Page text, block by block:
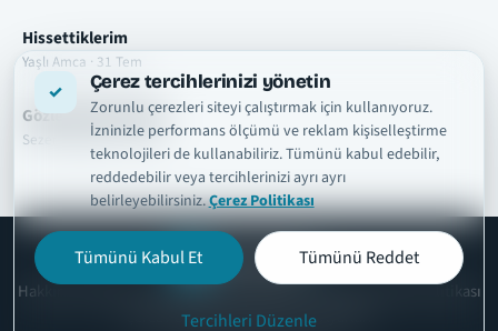
Çerez tercihlerinizi yönetin
Zorunlu çerezleri siteyi çalıştırmak için kullanıyoruz.
İzninizle performans ölçümü ve reklam kişiselleştirme
teknolojileri de kullanabiliriz. Tümünü kabul edebilir,
reddedebilir veya tercihlerinizi ayrı ayrı
belirleyebilirsiniz.Çerez Politikası
Tümünü Kabul Et Tümünü Reddet
Tercihleri Düzenle
Hissettiklerim
Yaşlı Amca · 31 Tem
Gözlerimde Duman
Sezer Sarıgöz · 31 Tem
şarkısözleritr
HakkımızdaTelif ve İçerik Kaldırma Kullanım ŞartlarıGizlilik Politikası
Çerez PolitikasıİletişimÇerez Ayarları